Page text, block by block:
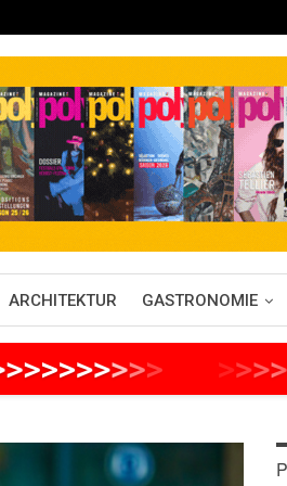
ARCHITEKTUR GASTRONOMIE
>>>>>>>>> >>>>